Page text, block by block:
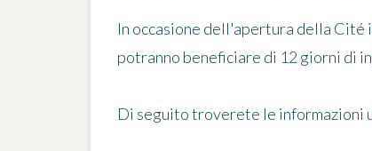
In occasione dell'apertura della
potranno beneficiare di 12 giorni di
Di seguito troverete le informazioni